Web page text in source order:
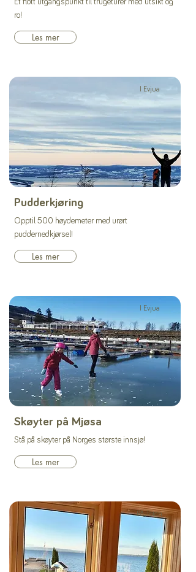
Et flott utgangspunkt til trugeturer med utsikt og
ro!
Les mer
I Evjua
Pudderkjøring
Opptil 500 høydemeter med urørt
puddernedkjørsel!
Les mer
I Evjua
Skøyter på Mjøsa
Stå på skøyter på Norges største innsjø!
Les mer
På Toten